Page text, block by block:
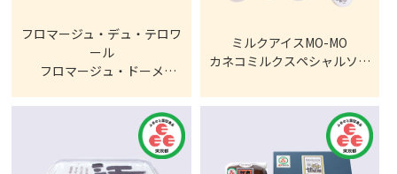
フロマージュ・デュ・テロワ
ール
フロマージュ・ドーメ
ミルクアイスMO-MO
カネコミルクスペシャルソフ